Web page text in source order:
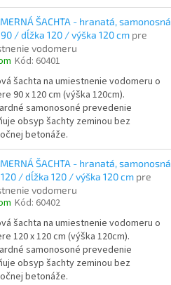
ŠACHTA - hranatá, samonosná
/ dĺžka 120 / výška 120 cm pre
vodomeru
Kód: 60401
šachta na umiestnenie vodomeru o
90 x 120 cm (výška 120cm).
samonosoné prevedenie
obsyp šachty zeminou bez
betonáže.
ŠACHTA - hranatá, samonosná
/ dĺžka 120 / výška 120 cm pre
vodomeru
Kód: 60402
šachta na umiestnenie vodomeru o
120 x 120 cm (výška 120cm).
samonosoné prevedenie
obsyp šachty zeminou bez
betonáže.